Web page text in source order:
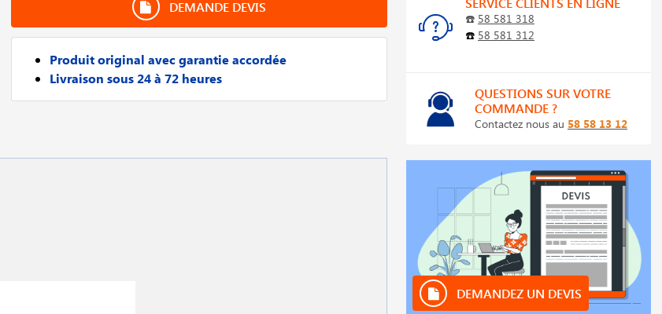
DEMANDE DEVIS
Produit original avec garantie accordée
Livraison sous 24 à 72 heures
☎️ 58 581 318
☎️ 58 581 312
QUESTIONS SUR VOTRE
COMMANDE ?
Contactez nous au 58 58 13 12
DEMANDEZ UN DEVIS